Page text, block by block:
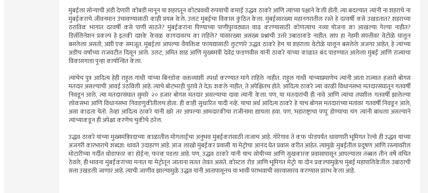
मुंबईला सोन्याची अंडी देणारी कोंबडी मानून या शहरातून कोट्यवधी रुपयांची कमाई उद्धव ठाकरे आणि त्यांच्या पक्षाने केली होती. त्या बदल्यात त्यांनी ना शहराचे ना
मुंबईकराचे जीवनमान उंचावण्यासाठी काही प्रयत्न केले. उलट मुंबईचा विकास कुंठित केला. मुंबईसारख्या महानगरातील रस्ते हे दरवर्षी कसे उखडतात? शहराच्या
ठराविक भागांत दरवर्षी कसे पाणी साठते? मुंबईकरांना पिण्याच्या पाणीपुरवठ्यात वाढ करण्यासाठी कोणत्याच नव्या योजना का आखल्या गेल्या नाहीत?
डिसॅलिनेशन प्रकल्प हे इतकी दशके केवळ कागदावरच का राहिले? यांसारख्या असंख्य प्रश्नांची उत्तरे उबाठाकडे नाहीत. साप हा नेहमी संपत्तीवर वेटोळे घालून
बसलेला असतो, अशी एक समजूत. मुंबईला आपल्या वैयक्तिक फायद्यासाठी लुटणारे उद्धव ठाकरे हेच या शहराला वेटोळे घालून बसलेले अजगर आहेत, हे त्यांच्या
अडीच वर्षांच्या राजवटीत दिसून आले. उलट, अमित शाह आणि मुख्यमंत्री देवेंद्र फडणवीस यांनी ठाकरे यांच्या काळात बंद पाडण्यात आलेला मुंबई आणि राज्याचा
विकासगाडा पुन्हा कार्यान्वित केला.
त्यांचेच पुत्र आदित्य हेही राहुल गांधी यांच्या बिनडोक वक्तव्यांशी स्पर्धा करण्यात मागे राहिले नाहीत. राहुल गांधी यांच्याप्रमाणेच त्यांनी आता राज्यात हजारो बोगस
मतदार असल्याची आवई उठविली आहे. त्याचे बोटभरही पुरावे ते देऊ शकले नाहीत, ते अपेक्षितच होते. आदित्य ठाकरे ज्या वरळी विधानसभा मतदारसंघातून गतवर्षी
निवडून आले, त्या मतदारसंघात सुमारे २० हजार बोगस मतदार असल्याचा दावा त्यांनी केला. पण, या मतदारांची ही नावे आणि त्यांचा तपशील गतवर्षी झालेल्या
लोकसभा आणि विधानसभा निवडणुकीतीलच होता. ही काही सुधारित यादी नव्हे. याचा अर्थ आदित्य ठाकरे हे याच बोगस मतदारांच्या मतांवर गतवर्षी निवडून आले,
असा काढता येतो. तेव्हा आदित्य ठाकरे यांनी खरे तर आपल्या आमदारकीचा राजीनामा द्यायला हवा. पण, ‘महाराष्ट्राचा पप्पू’ होण्याचा चंग त्यांनी बांधला असल्याने
त्यांच्याकडून ही अपेक्षा करणेच चुकीचे ठरेल.
उद्धव ठाकरे यांच्या मुख्यमंत्रिपदाच्या काळातील मोगलाईचा अनुभव मुंबईकरांसाठी ताजाच आहे. गोरेगाव ते कफ परेडपर्यंत धावणारी भूमिगत रेल्वे ही उद्धव यांच्या
अजगरी कारभाराचे शब्दश: धावते उदाहरण आहे. आज लाखो मुंबईकर प्रवासी या मेट्रोचा आनंद घेत प्रवास करीत आहेत. त्यामुळे मुंबईतील प्रदूषण आणि रस्त्यावरील
मोटारींच्या गर्दीत थोडाफार का होईना, फरक पडला आहे. पण, उद्धव ठाकरे यांनी याच सोयीच्या आणि सुखकारक प्रवासापासून आपल्याला तब्बल तीन वर्षे वंचित
ठेवले, ही भावना मुंबईकरांच्या मनात या मेट्रोतून जाताना सतत तेवत असते. कोस्टल रोड आणि भूमिगत मेट्रो या दोन प्रकल्पांमुळेच मुंबई महापालिकेतील उबाठाची
सत्ता उखडली जाणार आहे. त्याची जाणीव झाल्यामुळे उद्धव यांनी आतापासूनच या भावी पराभवाची सारवासारव करण्यास प्रारंभ केला आहे.